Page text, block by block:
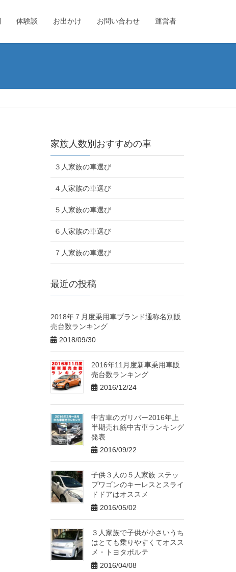
体験談 お出かけ お問い合わせ 運営者
家族人数別おすすめの車
３人家族の車選び
４人家族の車選び
５人家族の車選び
６人家族の車選び
７人家族の車選び
最近の投稿
2018年７月度乗用車ブランド通称名別販
売台数ランキング
2018/09/30
2016年11月度新車乗用車販
売台数ランキング
2016/12/24
中古車のガリバー2016年上
半期売れ筋中古車ランキング
発表
2016/09/22
子供３人の５人家族 ステッ
プワゴンのキーレスとスライ
ドドアはオススメ
2016/05/02
３人家族で子供が小さいうち
はとても乗りやすくてオスス
メ・トヨタポルテ
2016/04/08